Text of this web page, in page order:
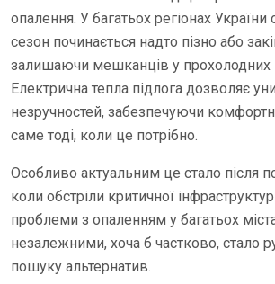
опалення. У багатьох регіонах
сезон починається надто пізно або
залишаючи мешканців у
Електрична тепла підлога дозволяє
незручностей, забезпечуючи
саме тоді, коли це потрібно.
Особливо актуальним це стало після
коли обстріли критичної
проблеми з опаленням у багатьох
незалежними, хоча б частково, стало
пошуку альтернатив.